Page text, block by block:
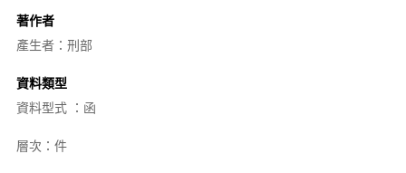
著作者
產生者：刑部
資料類型
資料型式 ：函
層次：件